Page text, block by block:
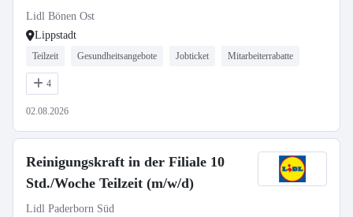
Lidl Bönen Ost
Lippstadt
Teilzeit Gesundheitsangebote Jobticket Mitarbeiterrabatte
4
02.08.2026
Reinigungskraft in der Filiale 10
Std./Woche Teilzeit (m/w/d)
Lidl Paderborn Süd